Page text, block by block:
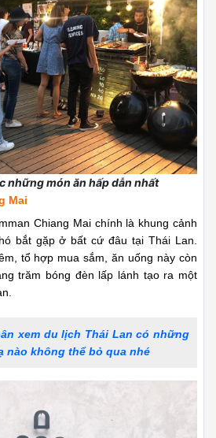
những món ăn hấp dẫn nhất
Mai
Chiang Mai chính là khung cảnh
bắt gặp ở bất cứ đâu tại Thái Lan.
tổ hợp mua sắm, ăn uống này còn
trăm bóng đèn lấp lánh tạo ra một
xem du lịch Thái Lan có những
nào không thể bỏ qua nhé